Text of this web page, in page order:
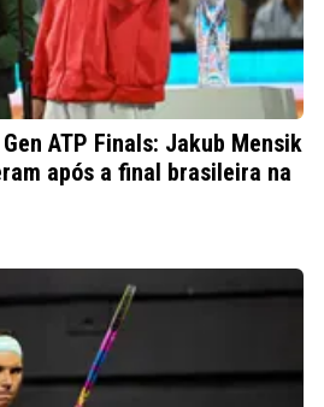
ATP Finals: Jakub Mensik
após a final brasileira na